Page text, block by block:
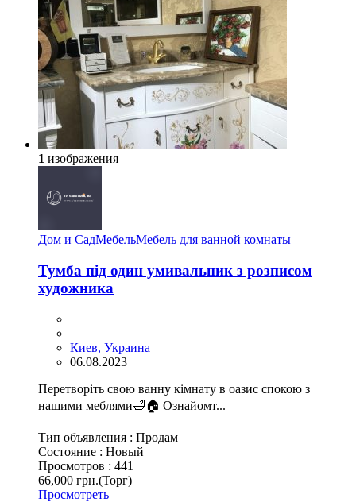
1 изображения
Дом и СадМебельМебель для ванной комнаты
Тумба під один умивальник з розписом
художника
Киев, Украина
06.08.2023
Перетворіть свою ванну кімнату в оазис спокою з
нашими меблями🛁🏠 Ознайомт...
Тип объявления : Продам
Состояние : Новый
Просмотров : 441
66,000 грн.(Торг)
Просмотреть